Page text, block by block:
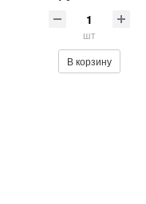
шт
В корзину